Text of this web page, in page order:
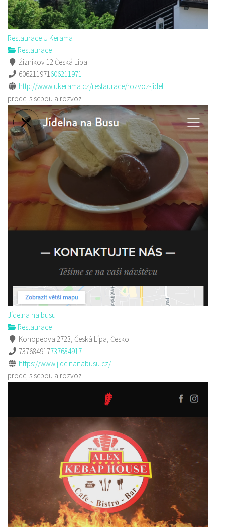
Restaurace U Kerama
Restaurace
Žizníkov 12 Česká Lípa
606211971606211971
http://www.ukerama.cz/restaurace/rozvoz-jidel
prodej s sebou a rozvoz
Jídelna na busu
Restaurace
Konopeova 2723, Česká Lípa, Česko
737684917737684917
https://www.jidelnanabusu.cz/
prodej s sebou a rozvoz